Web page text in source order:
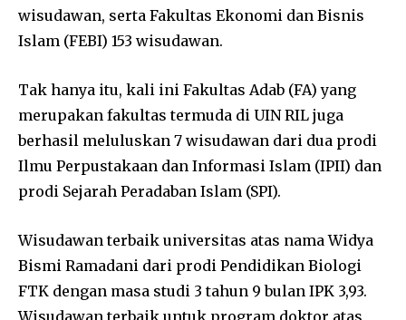
wisudawan, serta Fakultas Ekonomi dan Bisnis
Islam (FEBI) 153 wisudawan.
Tak hanya itu, kali ini Fakultas Adab (FA) yang
merupakan fakultas termuda di UIN RIL juga
berhasil meluluskan 7 wisudawan dari dua prodi
Ilmu Perpustakaan dan Informasi Islam (IPII) dan
prodi Sejarah Peradaban Islam (SPI).
Wisudawan terbaik universitas atas nama Widya
Bismi Ramadani dari prodi Pendidikan Biologi
FTK dengan masa studi 3 tahun 9 bulan IPK 3,93.
Wisudawan terbaik untuk program doktor atas